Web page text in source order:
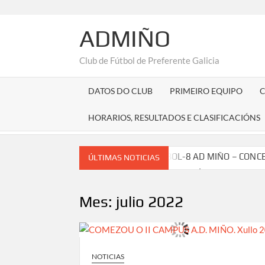
ADMIÑO
Club de Fútbol de Preferente Galicia
DATOS DO CLUB PRIMEIRO EQUIPO
HORARIOS, RESULTADOS E CLASIFICACIÓNS
ÚLTIMAS NOTICIAS
XIV TORNEO DE FÚTBOL-8 AD MIÑO –
RESUMO DEPORTIVO DA TEMPADA 2024/25
CAMPAÑA ABONOS TEMPADA 2024/25
COMUNICADO OFICIAL: Mario David novo
Mes: julio 2022
NOTICIAS